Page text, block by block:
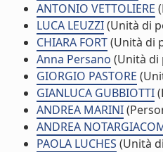
ANTONIO VETTOLIERE
LUCA LEUZZI(Unità di
CHIARA FORT(Unità di
Anna Persano (Unità di
GIORGIO PASTORE
GIANLUCA GUBBIOTTI
ANDREA MARINI
ANDREA
PAOLA LUCHES (Unità